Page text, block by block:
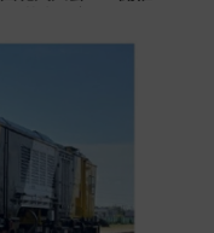
注意、その理由は